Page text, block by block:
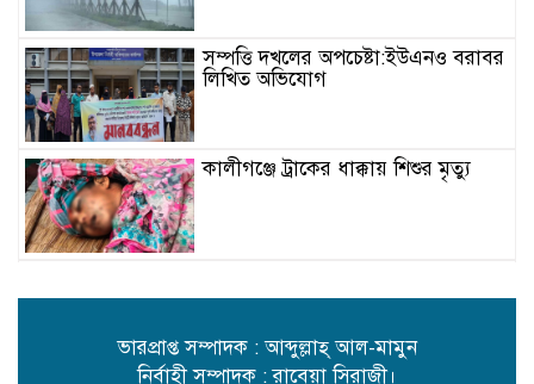
সম্পত্তি দখলের অপচেষ্টা:ইউএনও বরাবর
লিখিত অভিযোগ
কালীগঞ্জে ট্রাকের ধাক্কায় শিশুর মৃত্যু
ভারত বৈঠক
ভারপ্রাপ্ত সম্পাদক : আব্দুল্লাহ্ আল-মামুন
নির্বাহী সম্পাদক : রাবেয়া সিরাজী।